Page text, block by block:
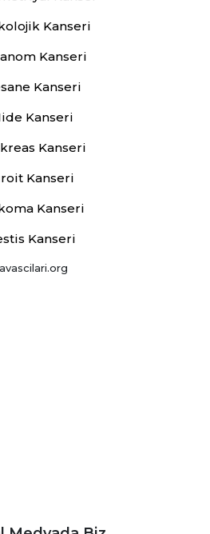
Kanseri
Kanseri
Kanseri
Kanseri
Kanseri
Kanseri
Kanseri
Kanseri